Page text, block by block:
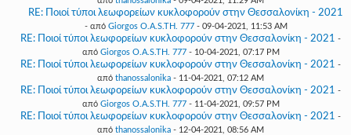
RE: Ποιοί τύποι λεωφορείων κυκλοφορούν στην Θεσσαλονίκη - 2021
- από Giorgos O.A.S.TH. 777- 09-04-2021, 11:53 AM
RE: Ποιοί τύποι λεωφορείων κυκλοφορούν στην Θεσσαλονίκη - 2021 -
από Giorgos O.A.S.TH. 777- 10-04-2021, 07:17 PM
RE: Ποιοί τύποι λεωφορείων κυκλοφορούν στην Θεσσαλονίκη - 2021 -
από thanossalonika - 11-04-2021, 07:12 AM
RE: Ποιοί τύποι λεωφορείων κυκλοφορούν στην Θεσσαλονίκη - 2021 -
από Giorgos O.A.S.TH. 777- 11-04-2021, 09:57 PM
RE: Ποιοί τύποι λεωφορείων κυκλοφορούν στην Θεσσαλονίκη - 2021 -
από thanossalonika - 12-04-2021, 08:56 AM